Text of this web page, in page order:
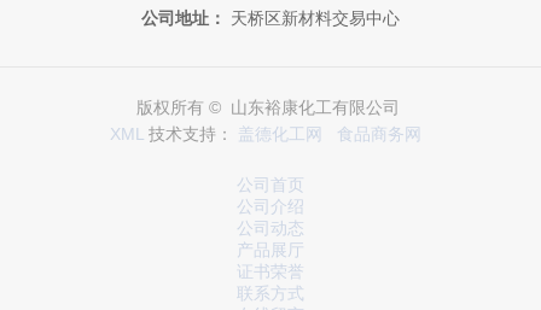
公司地址： 天桥区新材料交易中心
版权所有 © 山东裕康化工有限公司
XML 技术支持： 盖德化工网 食品商务网
公司首页
公司介绍
公司动态
产品展厅
证书荣誉
联系方式